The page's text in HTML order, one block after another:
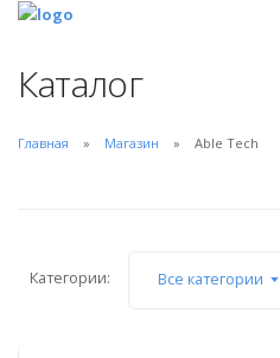
Каталог
Главная Магазин Able Tech
Категории: Все категории